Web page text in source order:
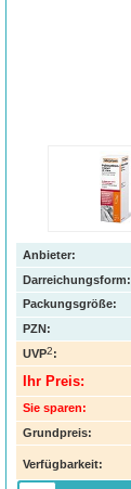
Anbieter:
Darreichungsform:
Packungsgröße:
PZN:
UVP2:
Ihr Preis:
Sie sparen:
Grundpreis:
Verfügbarkeit: